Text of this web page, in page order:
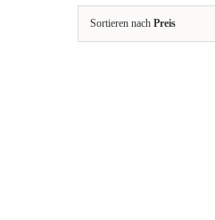
Sortieren nach Preis